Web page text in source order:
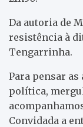
Da autoria de
resistência à
Tengarrinha.
Para pensar
política,
Convidada a